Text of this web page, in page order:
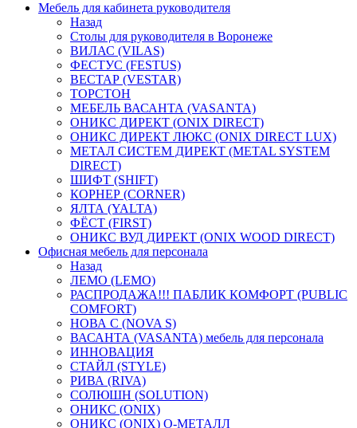
Мебель для кабинета руководителя
Назад
Столы для руководителя в Воронеже
ВИЛАС (VILAS)
ФЕСТУС (FESTUS)
ВЕСТАР (VESTAR)
ТОРСТОН
МЕБЕЛЬ ВАСАНТА (VASANTA)
ОНИКС ДИРЕКТ (ONIX DIRECT)
ОНИКС ДИРЕКТ ЛЮКС (ONIX DIRECT LUX)
МЕТАЛ СИСТЕМ ДИРЕКТ (METAL SYSTEM
DIRECT)
ШИФТ (SHIFT)
КОРНЕР (CORNER)
ЯЛТА (YALTA)
ФЁСТ (FIRST)
ОНИКС ВУД ДИРЕКТ (ONIX WOOD DIRECT)
Офисная мебель для персонала
Назад
ЛЕМО (LEMO)
РАСПРОДАЖА!!! ПАБЛИК КОМФОРТ (PUBLIC
COMFORT)
НОВА С (NOVA S)
ВАСАНТА (VASANTA) мебель для персонала
ИННОВАЦИЯ
СТАЙЛ (STYLE)
РИВА (RIVA)
СОЛЮШН (SOLUTION)
ОНИКС (ONIX)
ОНИКС (ONIX) O-МЕТАЛЛ